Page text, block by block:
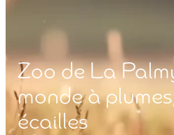
Zoo de La
monde à
écailles